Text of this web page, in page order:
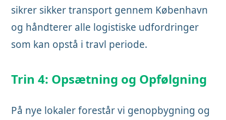
sikrer sikker transport gennem København
og håndterer alle logistiske udfordringer
som kan opstå i travl periode.
Trin 4: Opsætning og Opfølgning
På nye lokaler forestår vi genopbygning og